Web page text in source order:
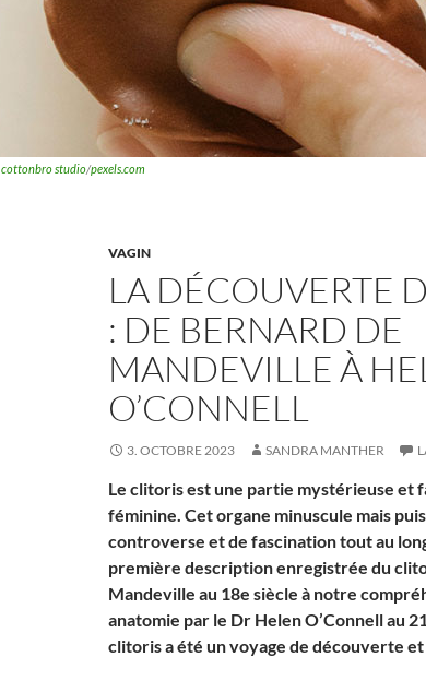
cottonbro studio/pexels.com
VAGIN
LA DÉCOUVERTE
: DE BERNARD DE
MANDEVILLE À
O’CONNELL
3. OCTOBRE 2023 SANDRA MANTHER
Le clitoris est une partie mystérieuse et
féminine. Cet organe minuscule mais
controverse et de fascination tout au
première description enregistrée du
Mandeville au 18e siècle à notre
anatomie par le Dr Helen O’Connell au
clitoris a été un voyage de découverte